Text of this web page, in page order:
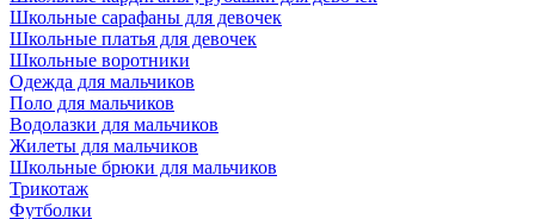
Школьные сарафаны для девочек
Школьные платья для девочек
Школьные воротники
Одежда для мальчиков
Поло для мальчиков
Водолазки для мальчиков
Жилеты для мальчиков
Школьные брюки для мальчиков
Трикотаж
Футболки